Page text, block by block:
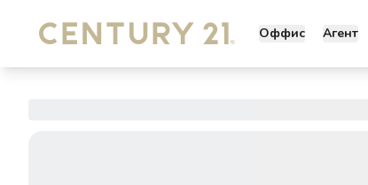
Оффис Агент